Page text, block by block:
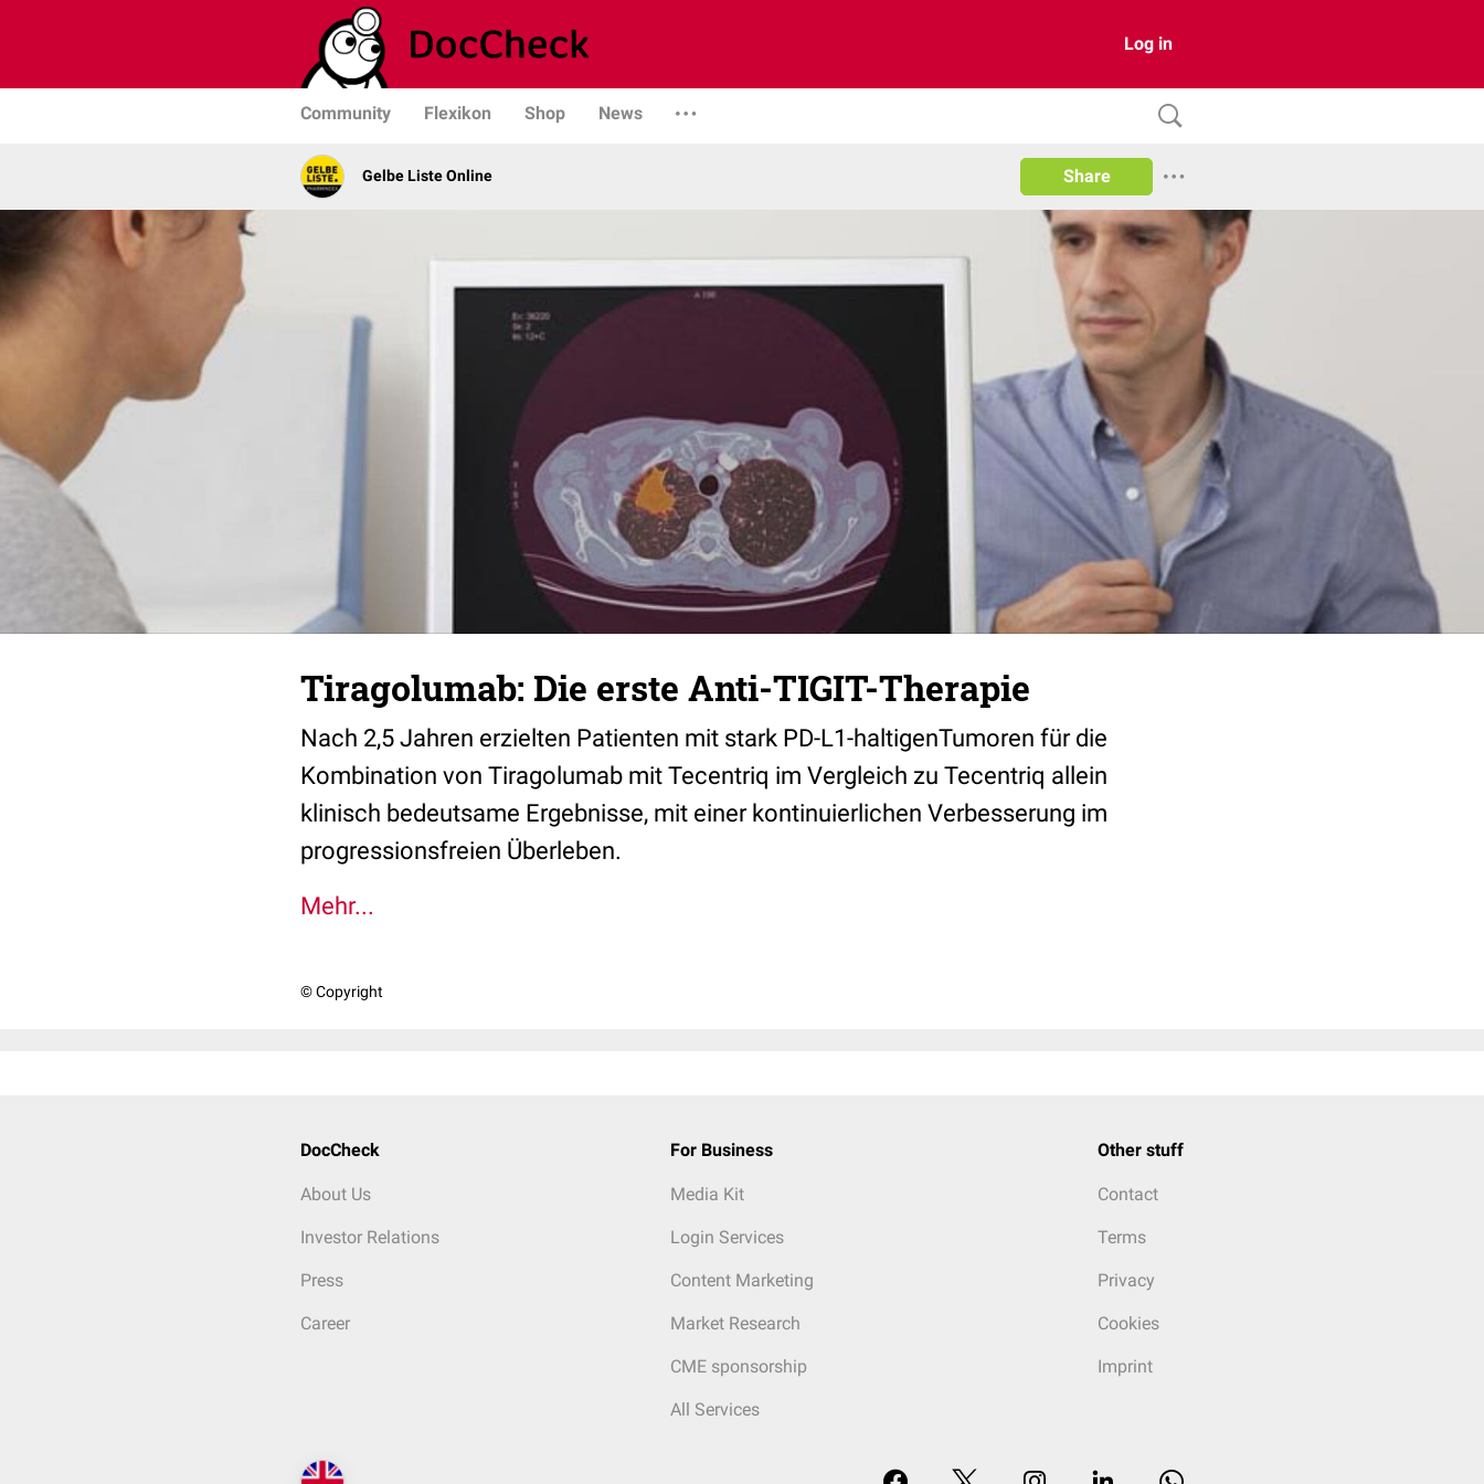
Log in
Community Flexikon Shop News
Gelbe Liste Online Share
Tiragolumab: Die erste Anti-TIGIT-Therapie
Nach 2,5 Jahren erzielten Patienten mit stark PD-L1-haltigenTumoren für die
Kombination von Tiragolumab mit Tecentriq im Vergleich zu Tecentriq allein
klinisch bedeutsame Ergebnisse, mit einer kontinuierlichen Verbesserung im
progressionsfreien Überleben.
Mehr...
© Copyright
DocCheck
About Us
Investor Relations
Press
Career
For Business
Media Kit
Login Services
Content Marketing
Market Research
CME sponsorship
All Services
Other stuff
Contact
Terms
Privacy
Cookies
Imprint